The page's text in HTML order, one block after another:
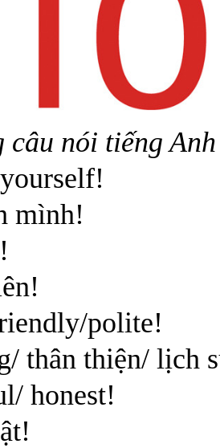
câu nói tiếng
mình!
polite!
thân thiện/ lịch
honest!